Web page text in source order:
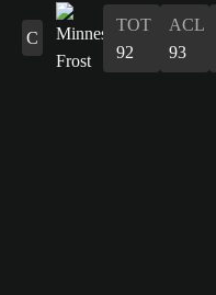
C
TOT
92
ACL
93